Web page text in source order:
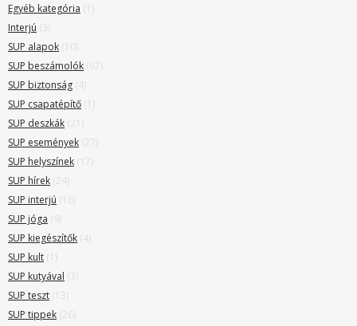
Egyéb kategória (1)
Interjú (3)
SUP alapok (10)
SUP beszámolók (67)
SUP biztonság (4)
SUP csapatépítő (1)
SUP deszkák (21)
SUP események (27)
SUP helyszínek (17)
SUP hírek (24)
SUP interjú (16)
SUP jóga (9)
SUP kiegészítők (4)
SUP kult (1)
SUP kutyával (3)
SUP teszt (13)
SUP tippek (26)